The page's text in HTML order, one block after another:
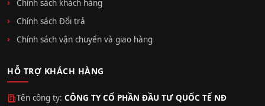
Chính sách khách hàng
Chính sách Đổi trả
Chính sách vận chuyển và giao hàng
HỖ TRỢ KHÁCH HÀNG
Tên công ty: CÔNG TY CỔ PHẦN ĐẦU TƯ QUỐC TẾ NĐ